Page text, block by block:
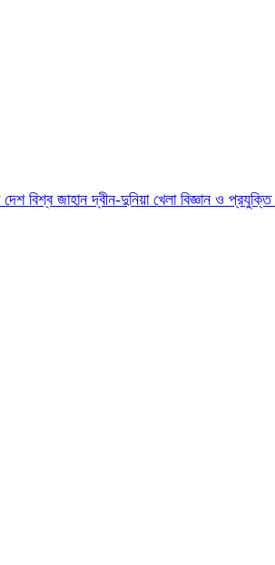
দেশ বিশ্ব জাহানদ্বীন-দুনিয়া খেলা বিজ্ঞান ও প্রযুক্তি